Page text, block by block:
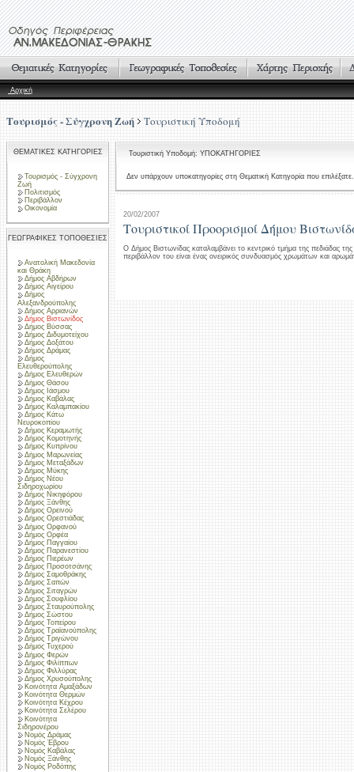
Αρχική
Τουρισμός - Σύγχρονη Ζωή Τουριστική Υποδομή
ΘΕΜΑΤΙΚΕΣ ΚΑΤΗΓΟΡΙΕΣ
Τουρισμός - Σύγχρονη
Ζωή
Πολιτισμός
Περιβάλλον
Οικονομία
ΓΕΩΓΡΑΦΙΚΕΣ ΤΟΠΟΘΕΣΙΕΣ
Ανατολική Μακεδονία
και Θράκη
Δήμος Αβδήρων
Δήμος Αιγείρου
Δήμος
Αλεξανδρούπολης
Δήμος Αρριανών
Δήμος Βιστωνίδος
Δήμος Βύσσας
Δήμος Διδυμοτείχου
Δήμος Δοξάτου
Δήμος Δράμας
Δήμος
Ελευθερούπολης
Δήμος Ελευθερών
Δήμος Θάσου
Δήμος Ιάσμου
Δήμος Καβάλας
Δήμος Καλαμπακίου
Δήμος Κάτω
Νευροκοπίου
Δήμος Κεραμωτής
Δήμος Κομοτηνής
Δήμος Κυπρίνου
Δήμος Μαρωνείας
Δήμος Μεταξάδων
Δήμος Μύκης
Δήμος Νέου
Σιδηροχωρίου
Δήμος Νικηφόρου
Δήμος Ξάνθης
Δήμος Ορεινού
Δήμος Ορεστιάδας
Δήμος Ορφανού
Δήμος Ορφέα
Δήμος Παγγαίου
Δήμος Παρανεστίου
Δήμος Πιερέων
Δήμος Προσοτσάνης
Δήμος Σαμοθράκης
Δήμος Σαπών
Δήμος Σιταγρών
Δήμος Σουφλίου
Δήμος Σταυρούπολης
Δήμος Σώστου
Δήμος Τοπείρου
Δήμος Τραϊανούπολης
Δήμος Τριγώνου
Δήμος Τυχερού
Δήμος Φερών
Δήμος Φιλίππων
Δήμος Φιλλύρας
Δήμος Χρυσούπολης
Κοινότητα Αμαξάδων
Κοινότητα Θερμών
Κοινότητα Κέχρου
Κοινότητα Σελέρου
Κοινότητα
Σιδηρονέρου
Νομός Δράμας
Νομός Έβρου
Νομός Καβάλας
Νομός Ξάνθης
Νομός Ροδόπης
Τουριστική Υποδομή: ΥΠΟΚΑΤΗΓΟΡΙΕΣ
Δεν υπάρχουν υποκατηγορίες στη Θεματική Κατηγορία που επιλέξατε.
20/02/2007
Τουριστικοί Προορισμοί Δήμου
Ο Δήμος Βιστωνίδας καταλαμβάνει το κεντρικό τμήμα της πεδιάδας
περιβάλλον του είναι ένας ονειρικός συνδυασμός χρωμάτων και